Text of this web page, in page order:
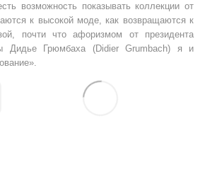
возможность показывать коллекции от
к высокой моде, как возвращаются к
почти что афоризмом от президента
Дидье Грюмбаха (Didier Grumbach) я и